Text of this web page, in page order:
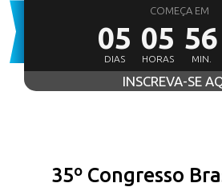
COMEÇA EM
05
DIAS
05
HORAS
56
MIN.
INSCREVA-SE
35º Congresso